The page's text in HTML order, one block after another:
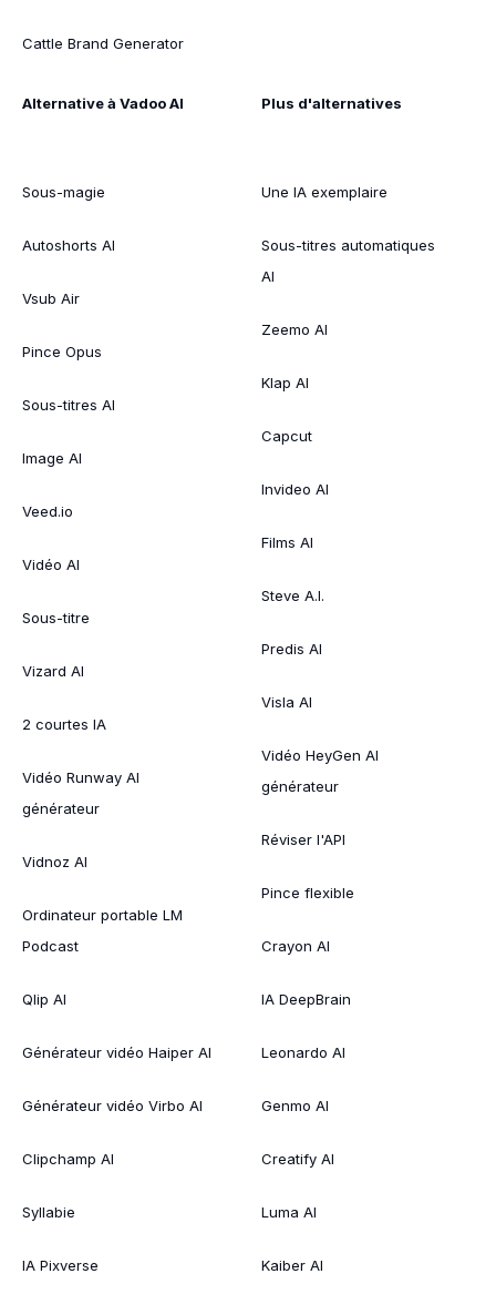
Cattle Brand Generator
Alternative à Vadoo AI
Sous-magie
Autoshorts AI
Vsub Air
Pince Opus
Sous-titres AI
Image AI
Veed.io
Vidéo AI
Sous-titre
Vizard AI
2 courtes IA
Vidéo Runway AI
générateur
Vidnoz AI
Ordinateur portable LM
Podcast
Qlip AI
Générateur vidéo Haiper AI
Générateur vidéo Virbo AI
Clipchamp AI
Syllabie
IA Pixverse
Plus d'alternatives
Une IA exemplaire
Sous-titres automatiques
AI
Zeemo AI
Klap AI
Capcut
Invideo AI
Films AI
Steve A.I.
Predis AI
Visla AI
Vidéo HeyGen AI
générateur
Réviser l'API
Pince flexible
Crayon AI
IA DeepBrain
Leonardo AI
Genmo AI
Creatify AI
Luma AI
Kaiber AI